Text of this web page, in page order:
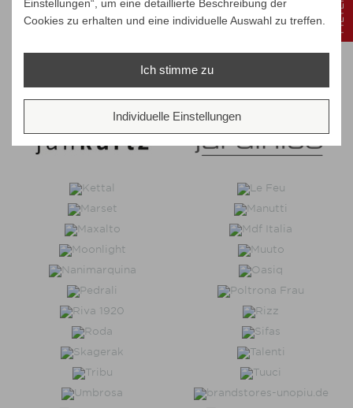
Einstellungen“, um eine detaillierte Beschreibung der
Cookies zu erhalten und eine individuelle Auswahl zu treffen.
Ich stimme zu
Individuelle Einstellungen
FILTER